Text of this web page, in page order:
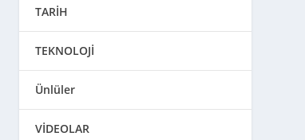
TARİH
TEKNOLOJİ
Ünlüler
VİDEOLAR